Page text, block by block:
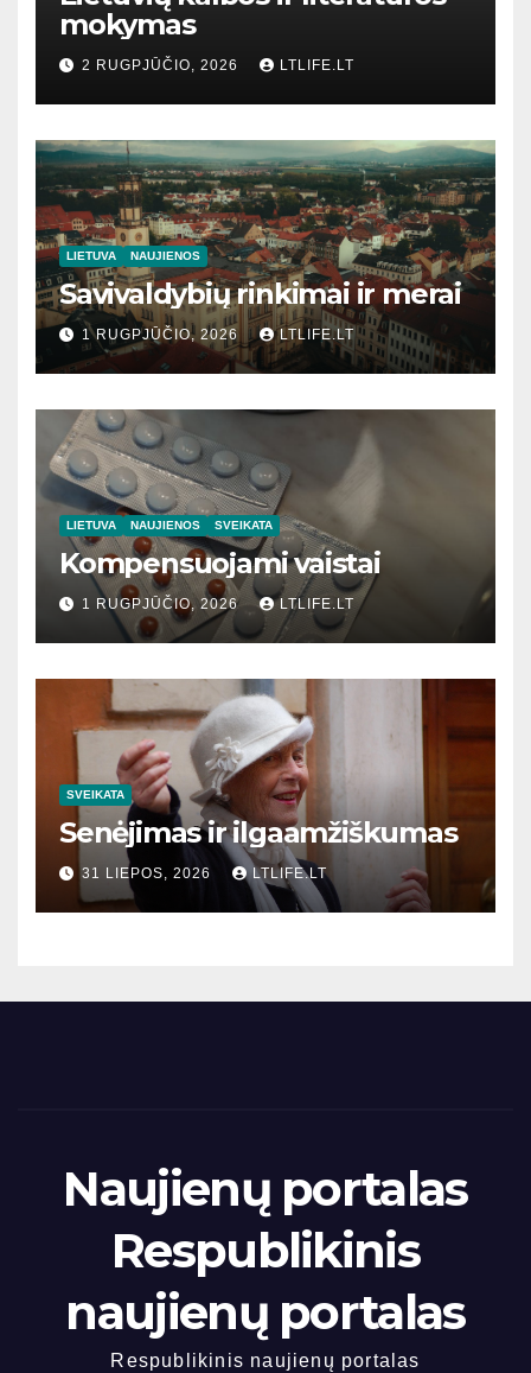
mokymas
2 RUGPJŪČIO, 2026 LTLIFE.LT
LIETUVA NAUJIENOS
Savivaldybių rinkimai ir merai
1 RUGPJŪČIO, 2026 LTLIFE.LT
LIETUVA NAUJIENOS SVEIKATA
Kompensuojami vaistai
1 RUGPJŪČIO, 2026 LTLIFE.LT
SVEIKATA
Senėjimas ir ilgaamžiškumas
31 LIEPOS, 2026 LTLIFE.LT
Naujienų portalas
Respublikinis
naujienų portalas
Respublikinis naujienų portalas